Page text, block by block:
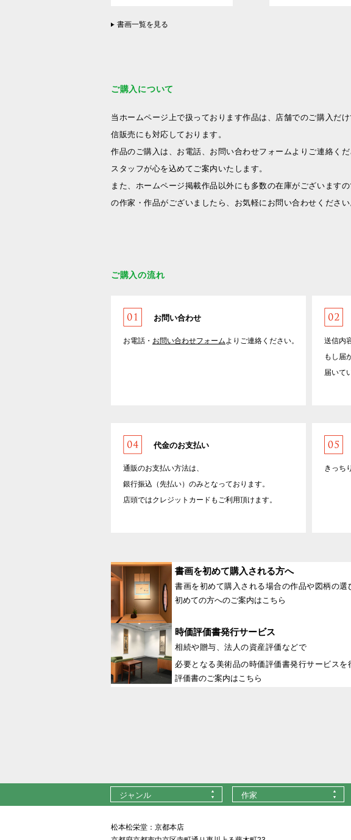
書画一覧を見る
ご購入について
当ホームページ上で扱っております作品は、店舗でのご購入だ
信販売にも対応しております。
作品のご購入は、お電話、お問い合わせフォームよりご連絡く
スタッフが心を込めてご案内いたします。
また、ホームページ掲載作品以外にも多数の在庫がございますの
の作家・作品がございましたら、お気軽にお問い合わせください
ご購入の流れ
お問い合わせ
お電話・ お問い合わせフォームよりご連絡ください。
送信内
もし届
届いて
代金のお支払い
通販のお支払い方法は、
銀行振込（先払い）のみとなっております。
店頭ではクレジットカードもご利用頂けます。
きっち
書画を初めて購入される方へ
書画を初めて購入される場合の作品や図柄の選
初めての方へのご案内はこちら
時価評価書発行サービス
相続や贈与、法人の資産評価などで
必要となる美術品の時価評価書発行サービスを
評価書のご案内はこちら
ジャンル 作家
松本松栄堂：京都本店